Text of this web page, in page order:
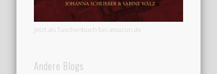
Jetzt als Taschenbuch bei amazon.de
Andere Blogs